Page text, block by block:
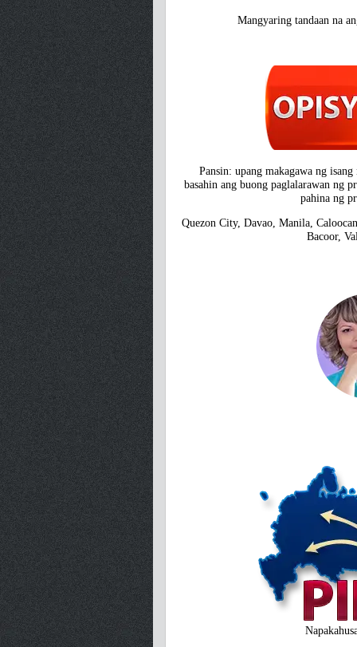
Mangyaring tandaan na
Pansin: upang makagawa ng
basahin ang buong paglalarawan ng
pahina ng
Quezon City, Davao, Manila,
Bacoor,